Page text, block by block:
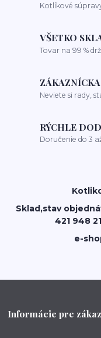
Kotlíkové
VŠETKO
Tovar na 99 %
Neviete si rady,
RÝCHLE
Doručenie do 3
Sklad,stav
421 948
e-
Informácie pre